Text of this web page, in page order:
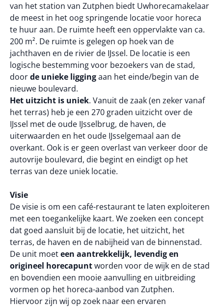
van het station van Zutphen biedt Uwhorecamakelaar
de meest in het oog springende locatie voor horeca
te huur aan. De ruimte heeft een oppervlakte van ca.
200 m². De ruimte is gelegen op hoek van de
jachthaven en de rivier de IJssel. De locatie is een
logische bestemming voor bezoekers van de stad,
doorde unieke liggingaan het einde/begin van de
nieuwe boulevard.
Het uitzicht is uniek. Vanuit de zaak (en zeker vanaf
het terras) heb je een 270 graden uitzicht over de
IJssel met de oude IJsselbrug, de haven, de
uiterwaarden en het oude IJsselgemaal aan de
overkant. Ook is er geen overlast van verkeer door de
autovrije boulevard, die begint en eindigt op het
terras van deze uniek locatie.
Visie
De visie is om een café-restaurant te laten exploiteren
met een toegankelijke kaart. We zoeken een concept
dat goed aansluit bij de locatie, het uitzicht, het
terras, de haven en de nabijheid van de binnenstad.
De unit moeteen aantrekkelijk, levendig en
origineel horecapuntworden voor de wijk en de stad
en bovendien een mooie aanvulling en uitbreiding
vormen op het horeca-aanbod van Zutphen.
Hiervoor zijn wij op zoek naar een ervaren